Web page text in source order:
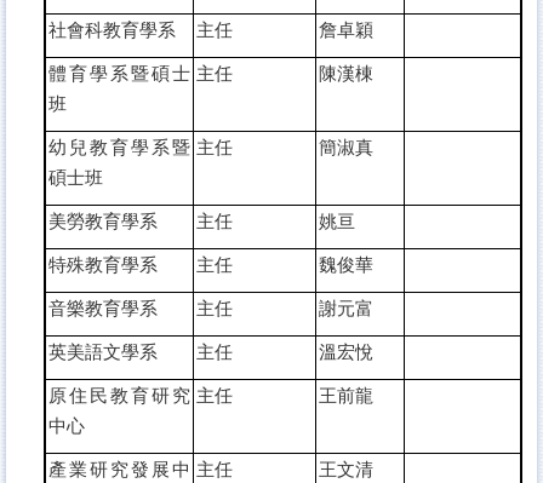
社會科教育學系
主任
詹卓穎
體育學系暨碩士
班
主任 陳漢棟
幼兒教育學系暨
碩士班
主任 簡淑真
美勞教育學系 主任 姚亘
特殊教育學系 主任
魏俊華
音樂教育學系
主任
謝元富
英美語文學系
主任
溫宏悅
原住民教育研究
中心
主任 王前龍
產業研究發展中 主任 王文清